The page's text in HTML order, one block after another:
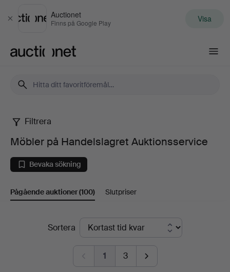
Stäng
Auctionet
Finns på Google Play Visa
Möbler
på
Handelslagret
Auktionsservice
Filtrera
Möbler på Handelslagret Auktionsservice
Bevaka sökning
Pågående auktioner(100) Slutpriser
PågåendeSortera
1 3